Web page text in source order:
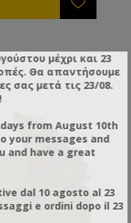
στο χώρο
δημιουργίες,
μωβ,
μέχρι και 23
Θα απαντήσουμε
σας μετά τις 23/08.
from August 10th
your messages and
and have a great
dal 10 agosto al 23
e ordini dopo il 23